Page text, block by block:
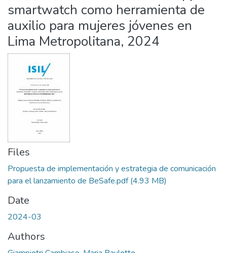
smartwatch como herramienta de
auxilio para mujeres jóvenes en
Lima Metropolitana, 2024
Files
Propuesta de implementación y estrategia de comunicación
para el lanzamiento de BeSafe.pdf(4.93 MB)
Date
2024-03
Authors